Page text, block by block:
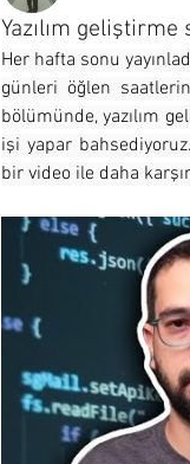
Yazılım
Her hafta sonu
günleri öğlen
bölümünde, yazılım
işi yapar
bir video ile daha